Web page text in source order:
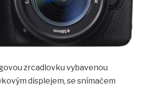
zrcadlovku vybavenou
displejem, se snímačem